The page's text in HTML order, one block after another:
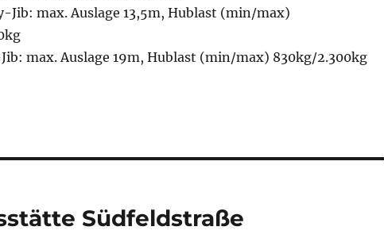
Jib: max. Auslage 13,5m, Hublast (min/max)
max. Auslage 19m, Hublast (min/max) 830kg/2.300kg
Südfeldstraße